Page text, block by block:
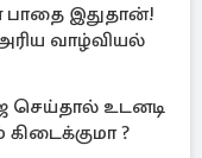
இதுதான்!
வாழ்வியல்
செய்தால் உடனடி
?